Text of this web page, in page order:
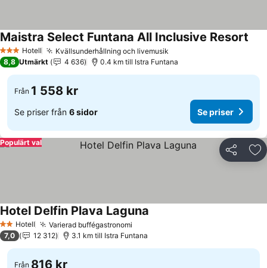
3 StjärnorHotell Kvällsunderhållning och livemusik
Maistra Select Funtana All Inclusive Resort
8,8 Utmärkt 4 636 0.4 km till Istra Funtana
Från 1 558 kr
Se priser från 6 sidor Se priser
Dela
Populärt val
2 Stjärnor
Hotell Varierad buffégastronomi
Hotel Delfin Plava Laguna
7,0 12 312 3.1 km till Istra Funtana
Från 816 kr